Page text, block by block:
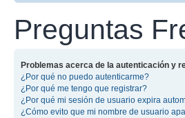
Preguntas
Problemas acerca de la autenticación y
¿Por qué no puedo autenticarme?
¿Por qué me tengo que registrar?
¿Por qué mi sesión de usuario expira
¿Cómo evito que mi nombre de usuario